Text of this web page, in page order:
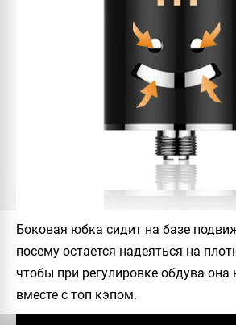
Боковая юбка сидит на базе
посему остается надеяться на
чтобы при регулировке обдува она
вместе с топ кэпом.